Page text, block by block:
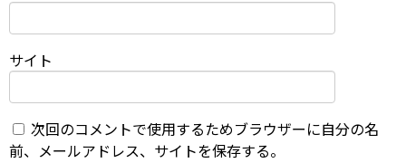
サイト
次回のコメントで使用するためブラウザーに自分の名
前、メールアドレス、サイトを保存する。